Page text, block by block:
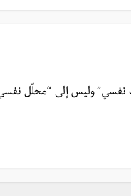
نفسي” وليس إلى “محلّل